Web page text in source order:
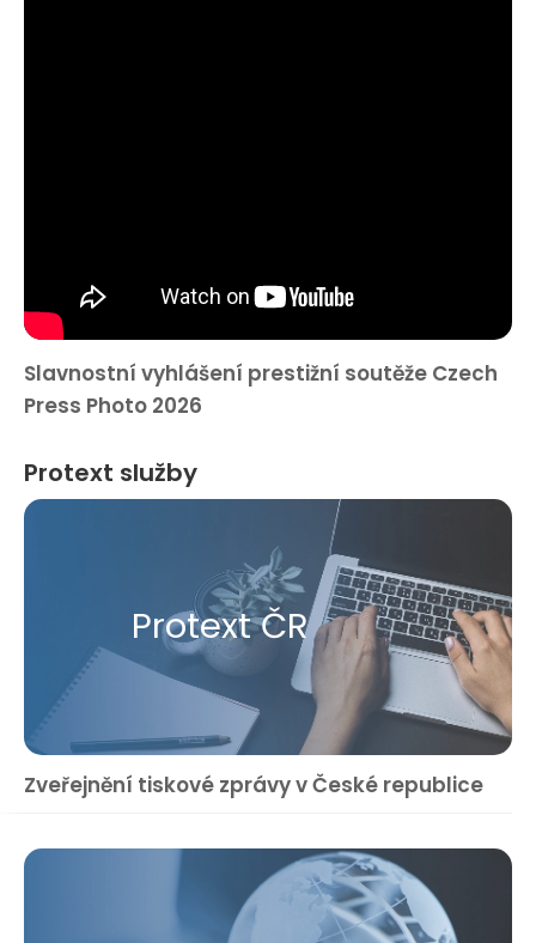
Slavnostní vyhlášení prestižní soutěže Czech
Press Photo 2026
Protext služby
Protext ČR
Zveřejnění tiskové zprávy v České republice